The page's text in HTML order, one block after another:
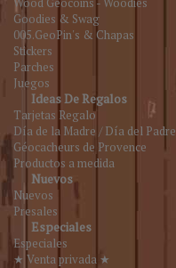
Goodies & Swag
005.GeoPin's & Chapas
Stickers
Parches
Juegos
Ideas De Regalos
Tarjetas Regalo
Día de la Madre / Día del Padre
Géocacheurs de Provence
Productos a medida
Nuevos
Nuevos
Presales
Especiales
Especiales
★ Venta privada ★